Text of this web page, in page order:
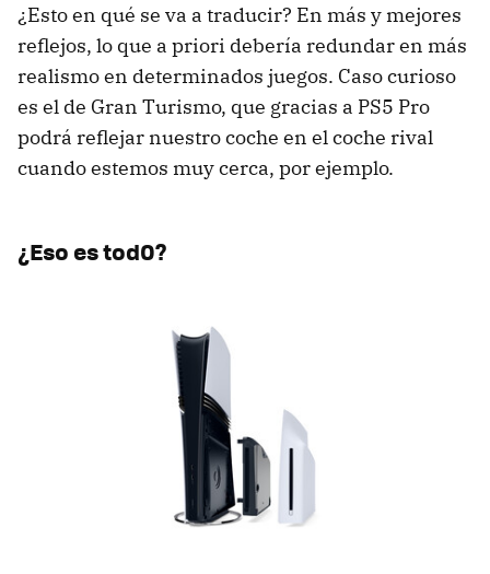
¿Esto en qué se va a traducir? En más y mejores
reflejos, lo que a priori debería redundar en más
realismo en determinados juegos. Caso curioso
es el de Gran Turismo, que gracias a PS5 Pro
podrá reflejar nuestro coche en el coche rival
cuando estemos muy cerca, por ejemplo.
¿Eso es tod0?